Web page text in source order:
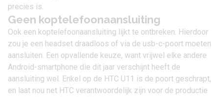
precies is.
Geen koptelefoonaansluiting
Ook een koptelefoonaansluiting lijkt te ontbreken. Hierdoor
zou je een headset draadloos of via de usb-c-poort moeten
aansluiten. Een opvallende keuze, want vrijwel elke andere
Android-smartphone die dit jaar verschijnt heeft de
aansluiting wel. Enkel op de HTC U11 is de poort geschrapt,
en laat nou net HTC verantwoordelijk zijn voor de productie